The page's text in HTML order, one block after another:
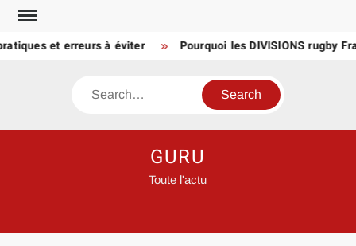
Skip
content
et erreurs à éviter Pourquoi les DIVISIONS rugby
Search
GURU
Toute l'actu